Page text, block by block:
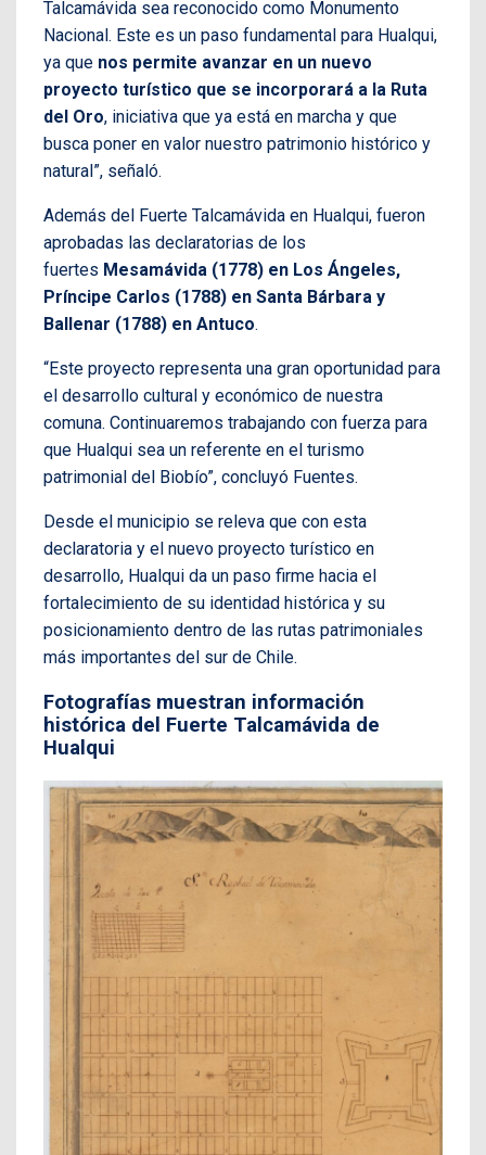
Talcamávida sea reconocido como Monumento
Nacional. Este es un paso fundamental para Hualqui,
ya que nos permite avanzar en un nuevo
proyecto turístico que se incorporará a la Ruta
del Oro, iniciativa que ya está en marcha y que
busca poner en valor nuestro patrimonio histórico y
natural”, señaló.
Además del Fuerte Talcamávida en Hualqui, fueron
aprobadas las declaratorias de los
fuertes Mesamávida (1778) en Los Ángeles,
Príncipe Carlos (1788) en Santa Bárbara y
Ballenar (1788) en Antuco.
“Este proyecto representa una gran oportunidad para
el desarrollo cultural y económico de nuestra
comuna. Continuaremos trabajando con fuerza para
que Hualqui sea un referente en el turismo
patrimonial del Biobío”, concluyó Fuentes.
Desde el municipio se releva que con esta
declaratoria y el nuevo proyecto turístico en
desarrollo, Hualqui da un paso firme hacia el
fortalecimiento de su identidad histórica y su
posicionamiento dentro de las rutas patrimoniales
más importantes del sur de Chile.
Fotografías muestran información
histórica del Fuerte Talcamávida de
Hualqui